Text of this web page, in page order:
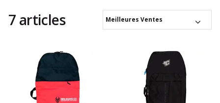
7 articles Meilleures Ventes